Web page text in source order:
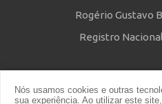
Nós usamos cookies e outras
sua experiência. Ao utilizar este
Rogério Gustavo
Registro Nacional
Política de Privacidade eTermos e